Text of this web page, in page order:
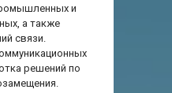
и
а также
связи.
решений по